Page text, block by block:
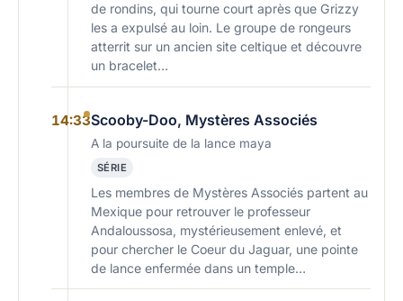
de rondins, qui tourne court après que Grizzy
les a expulsé au loin. Le groupe de rongeurs
atterrit sur un ancien site celtique et découvre
un bracelet…
14:33Scooby-Doo, Mystères Associés
A la poursuite de la lance maya
SÉRIE
Les membres de Mystères Associés partent au
Mexique pour retrouver le professeur
Andaloussosa, mystérieusement enlevé, et
pour chercher le Coeur du Jaguar, une pointe
de lance enfermée dans un temple…